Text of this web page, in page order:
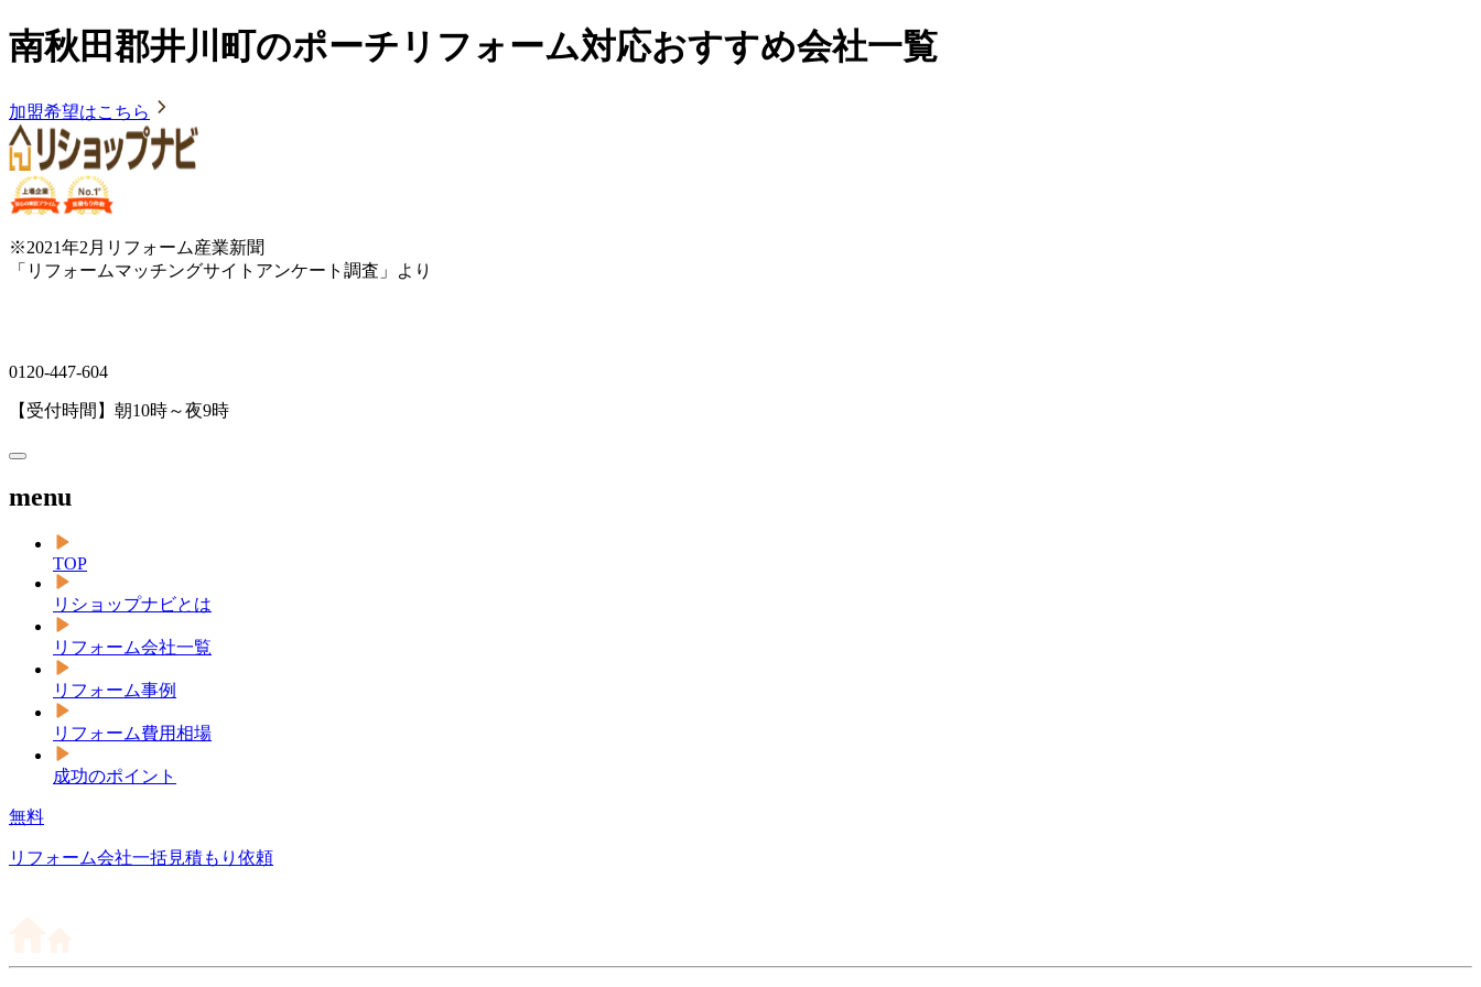
南秋田郡井川町のポーチリフォーム対応おすすめ会社一覧
加盟希望はこちら
※2021年2月リフォーム産業新聞
「リフォームマッチングサイトアンケート調査」より
0120-447-604
【受付時間】朝10時～夜9時
menu
TOP
リショップナビとは
リフォーム会社一覧
リフォーム事例
リフォーム費用相場
成功のポイント
無料
リフォーム会社一括見積もり依頼